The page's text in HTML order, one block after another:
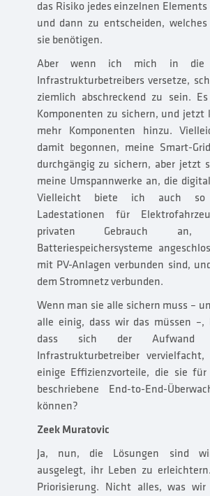
das Risiko jedes einzelnen
und dann zu entscheiden, welches
sie benötigen.
Aber wenn ich mich in die
Infrastrukturbetreibers versetze,
ziemlich abschreckend zu sein.
Komponenten zu sichern, und jetzt
mehr Komponenten hinzu.
damit begonnen, meine Smart-
durchgängig zu sichern, aber jetzt
meine Umspannwerke an, die
Vielleicht biete ich auch
Ladestationen für
privaten Gebrauch
Batteriespeichersysteme
mit PV-Anlagen verbunden sind,
dem Stromnetz verbunden.
Wenn man sie alle sichern muss –
alle einig, dass wir das müssen –,
dass sich der Aufwand
Infrastrukturbetreiber
einige Effizienzvorteile, die sie
beschriebene End-to-End-
können?
Zeek Muratovic
Ja, nun, die Lösungen sind
ausgelegt, ihr Leben zu
Priorisierung. Nicht alles, was wir